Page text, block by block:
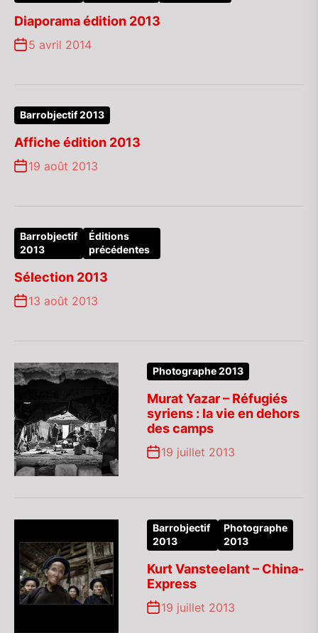
Diaporama édition 2013
5 avril 2014
Barrobjectif 2013
Affiche édition 2013
19 août 2013
Barrobjectif
2013
Éditions
précédentes
Sélection 2013
13 août 2013
Photographe 2013
Murat Yazar – Réfugiés
syriens : la vie en dehors
des camps
19 juillet 2013
Barrobjectif
2013
Photographe
2013
Kurt Vansteelant – China-
Express
19 juillet 2013